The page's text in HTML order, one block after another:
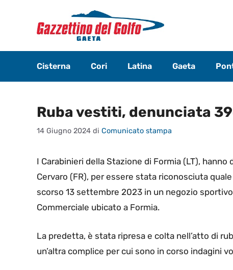
contenuto
Cisterna Cori Latina Gaeta
Ruba vestiti, denunciata
14 Giugno 2024 di Comunicato stampa
I Carabinieri della Stazione di Formia (LT),
Cervaro (FR), per essere stata riconosciuta
scorso 13 settembre 2023 in un negozio
Commerciale ubicato a Formia.
La predetta, è stata ripresa e colta nell’atto di
un’altra complice per cui sono in corso indagini